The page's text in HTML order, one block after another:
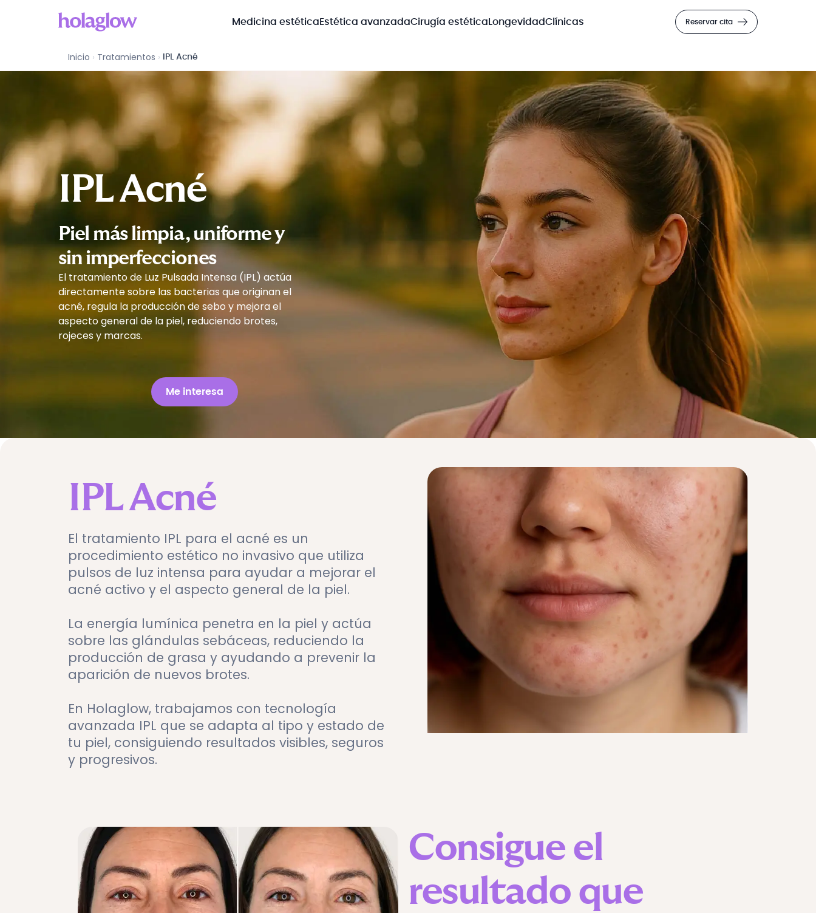
Medicina estética Estética avanzadaCirugía estética LongevidadClínicas Reservar cita
Inicio › Tratamientos › IPL Acné
IPL Acné
Piel más limpia, uniforme y
sin imperfecciones
El tratamiento de Luz Pulsada Intensa (IPL) actúa
directamente sobre las bacterias que originan el
acné, regula la producción de sebo y mejora el
aspecto general de la piel, reduciendo brotes,
rojeces y marcas.
Me interesa
IPL Acné
El tratamiento IPL para el acné es un
procedimiento estético no invasivo que utiliza
pulsos de luz intensa para ayudar a mejorar el
acné activo y el aspecto general de la piel.
La energía lumínica penetra en la piel y actúa
sobre las glándulas sebáceas, reduciendo la
producción de grasa y ayudando a prevenir la
aparición de nuevos brotes.
En Holaglow, trabajamos con tecnología
avanzada IPL que se adapta al tipo y estado de
tu piel, consiguiendo resultados visibles, seguros
y progresivos.
Consigue el
resultado que